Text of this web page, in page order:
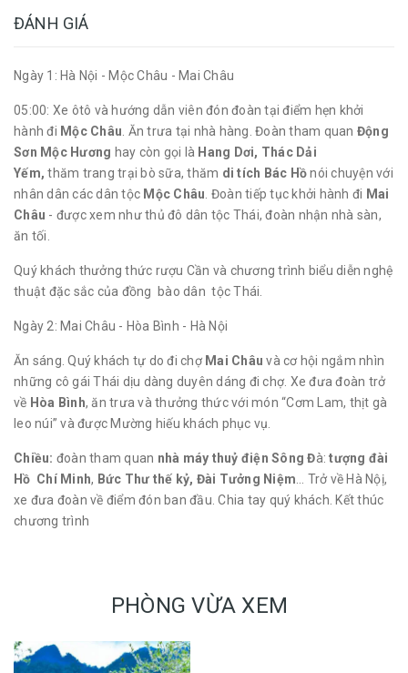
ĐÁNH GIÁ
Ngày 1: Hà Nội - Mộc Châu - Mai Châu
05:00: Xe ôtô và hướng dẫn viên đón đoàn tại điểm hẹn khởi
hành đi Mộc Châu . Ăn trưa tại nhà hàng. Đoàn tham quan Động
Sơn Mộc Hương hay còn gọi là Hang Dơi, Thác Dải
Yếm, thăm trang trại bò sữa, thăm di tích Bác Hồnói chuyện với
nhân dân các dân tộc Mộc Châu . Đoàn tiếp tục khởi hành đi Mai
Châu - được xem như thủ đô dân tộc Thái, đoàn nhận nhà sàn,
ăn tối.
Quý khách thưởng thức rượu Cần và chương trình biểu diễn nghệ
thuật đặc sắc của đồng bào dân tộc Thái.
Ngày 2: Mai Châu - Hòa Bình - Hà Nội
Ăn sáng. Quý khách tự do đi chợ Mai Châu và cơ hội ngắm nhìn
những cô gái Thái dịu dàng duyên dáng đi chợ. Xe đưa đoàn trở
về Hòa Bình, ăn trưa và thưởng thức với món “Cơm Lam, thịt gà
leo núi” và được Mường hiếu khách phục vụ.
Chiều: đoàn tham quan nhà máy thuỷ điện Sông Đà:tượng đài
Hồ Chí Minh, Bức Thư thế kỷ, Đài Tưởng Niệm … Trở về Hà Nộị,
xe đưa đoàn về điểm đón ban đầu. Chia tay quý khách. Kết thúc
chương trình
PHÒNG VỪA XEM